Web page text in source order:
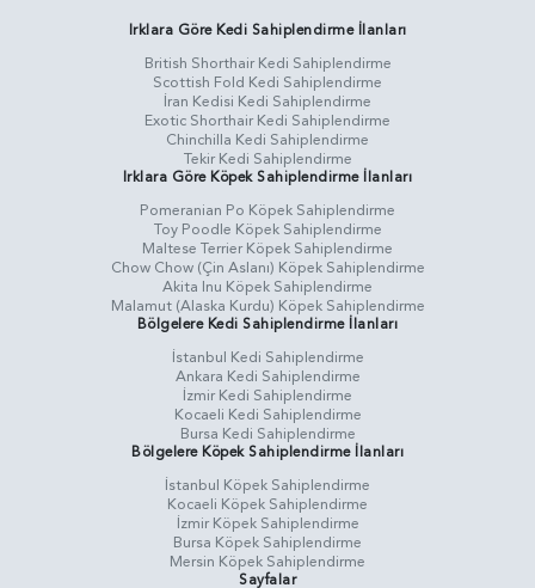
Irklara Göre Kedi Sahiplendirme İlanları
British Shorthair Kedi Sahiplendirme
Scottish Fold Kedi Sahiplendirme
İran Kedisi Kedi Sahiplendirme
Exotic Shorthair Kedi Sahiplendirme
Chinchilla Kedi Sahiplendirme
Tekir Kedi Sahiplendirme
Irklara Göre Köpek Sahiplendirme İlanları
Pomeranian Po Köpek Sahiplendirme
Toy Poodle Köpek Sahiplendirme
Maltese Terrier Köpek Sahiplendirme
Chow Chow (Çin Aslanı) Köpek Sahiplendirme
Akita Inu Köpek Sahiplendirme
Malamut (Alaska Kurdu) Köpek Sahiplendirme
Bölgelere Kedi Sahiplendirme İlanları
İstanbul Kedi Sahiplendirme
Ankara Kedi Sahiplendirme
İzmir Kedi Sahiplendirme
Kocaeli Kedi Sahiplendirme
Bursa Kedi Sahiplendirme
Bölgelere Köpek Sahiplendirme İlanları
İstanbul Köpek Sahiplendirme
Kocaeli Köpek Sahiplendirme
İzmir Köpek Sahiplendirme
Bursa Köpek Sahiplendirme
Mersin Köpek Sahiplendirme
Sayfalar